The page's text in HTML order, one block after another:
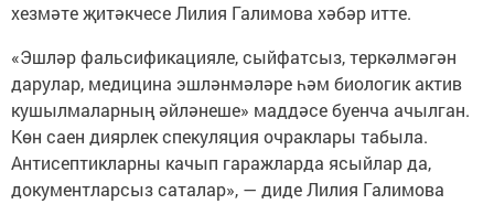
хезмәте җитәкчесе Лилия Галимова хәбәр итте.
«Эшләр фальсификацияле, сыйфатсыз, теркәлмәгән
дарулар, медицина эшләнмәләре һәм биологик актив
кушылмаларның әйләнеше» маддәсе буенча ачылган.
Көн саен диярлек спекуляция очраклары табыла.
Антисептикларны качып гаражларда ясыйлар да,
документларсыз саталар», — диде Лилия Галимова